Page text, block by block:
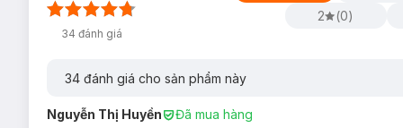
màng lọc chống nắng tối ưu giúp bảo vệ và ngăn ngừa các
mạnh và tươi trẻ, hỗ trợ cải thiện kết cấu da.
34 đánh giá
2
(0)
34 đánh giá cho sản phẩm này
Nguyễn Thị Huyền Đã mua hàng